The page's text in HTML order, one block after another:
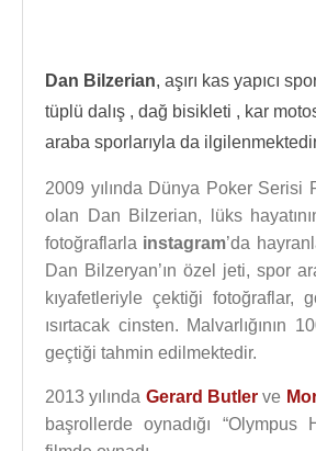
Dan Bilzerian, aşırı kas yapıcı
tüplü dalış , dağ bisikleti , kar
araba sporlarıyla da
2009 yılında Dünya Poker Serisi
olan Dan Bilzerian, lüks
fotoğraflarla instagram’da
Dan Bilzeryan’ın özel jeti, spor
kıyafetleriyle çektiği fotoğraflar,
ısırtacak cinsten. Malvarlığının
geçtiği tahmin edilmektedir.
2013 yılında Gerard Butler ve
başrollerde oynadığı “Olympus